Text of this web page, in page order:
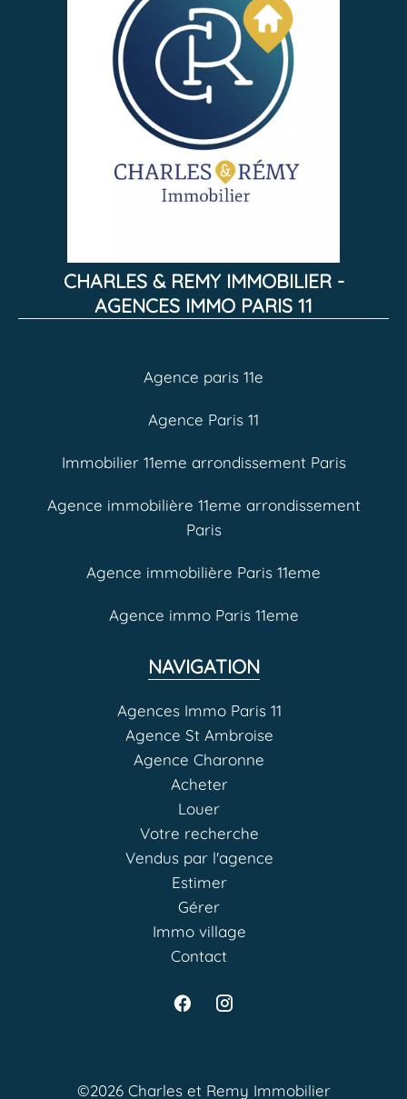
CHARLES & REMY IMMOBILIER -
AGENCES IMMO PARIS 11
Agence paris 11e
Agence Paris 11
Immobilier 11eme arrondissement Paris
Agence immobilière 11eme arrondissement
Paris
Agence immobilière Paris 11eme
Agence immo Paris 11eme
NAVIGATION
Agences Immo Paris 11
Agence St Ambroise
Agence Charonne
Acheter
Louer
Votre recherche
Vendus par l'agence
Estimer
Gérer
Immo village
Contact
©2026 Charles et Remy Immobilier